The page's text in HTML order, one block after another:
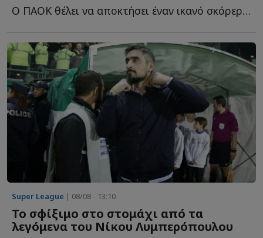
Ο ΠΑΟΚ θέλει να αποκτήσει έναν ικανό σκόρερ, ένα σέντερ φ...
Super League | 08/08 - 13:10
Το σφίξιμο στο στομάχι από τα
λεγόμενα του Νίκου Λυμπερόπουλου